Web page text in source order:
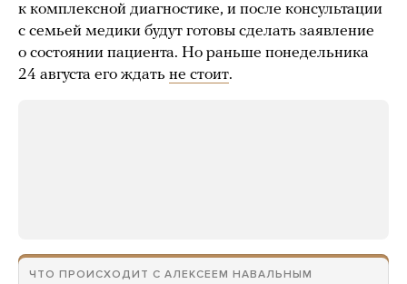
к комплексной диагностике, и после консультации
с семьей медики будут готовы сделать заявление
о состоянии пациента. Но раньше понедельника
24 августа его ждать не стоит.
ЧТО ПРОИСХОДИТ С АЛЕКСЕЕМ НАВАЛЬНЫМ